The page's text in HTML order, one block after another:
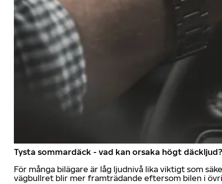
Tysta sommardäck - vad kan orsaka högt däckljud?
För många bilägare är låg ljudnivå lika viktigt som
vägbullret blir mer framträdande eftersom bilen i